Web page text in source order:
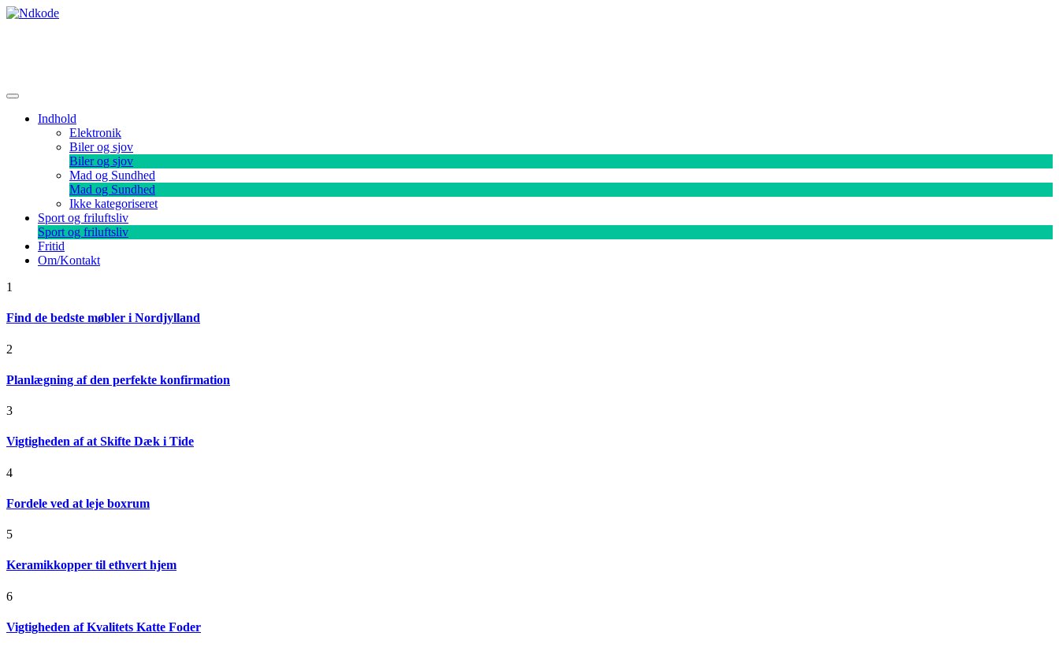
Skip
Indhold
Elektronik
Biler og sjov
Biler og sjov
Mad og Sundhed
Mad og Sundhed
Ikke kategoriseret
Sport og friluftsliv
Sport og friluftsliv
Fritid
Om/Kontakt
1
Find de bedste møbler i Nordjylland
2
Planlægning af den perfekte konfirmation
3
Vigtigheden af at Skifte Dæk i Tide
4
Fordele ved at leje boxrum
5
Keramikkopper til ethvert hjem
6
Vigtigheden af Kvalitets Katte Foder